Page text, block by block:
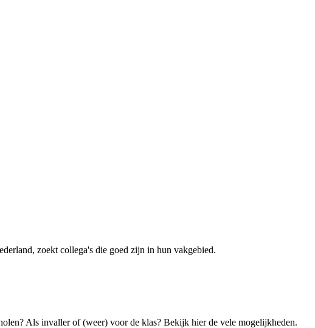
zoekt collega's die goed zijn in hun vakgebied.
Als invaller of (weer) voor de klas? Bekijk hier de vele mogelijkheden.